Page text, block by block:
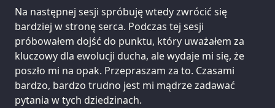
Na następnej sesji spróbuję wtedy zwrócić się
bardziej w stronę serca. Podczas tej sesji
próbowałem dojść do punktu, który uważałem za
kluczowy dla ewolucji ducha, ale wydaje mi się, że
poszło mi na opak. Przepraszam za to. Czasami
bardzo, bardzo trudno jest mi mądrze zadawać
pytania w tych dziedzinach.